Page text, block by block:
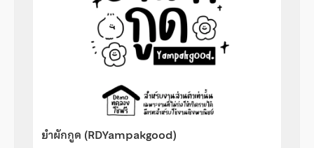
ยำผักกูด (RDYampakgood)